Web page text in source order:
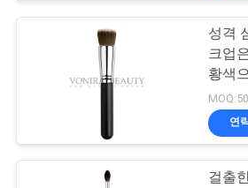
여행 메이크
트
성격
크업
황색
솔질
연
걸출